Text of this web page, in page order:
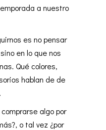
a nuestro
es no pensar
en lo que nos
Qué colores,
hablan de de
algo por
o tal vez ¿por